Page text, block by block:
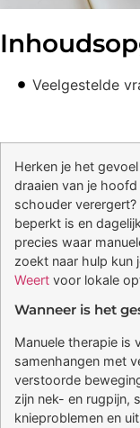
Veelgestelde
Herken je het
draaien van je
schouder
beperkt is en
precies waar
zoekt naar hulp kun
Weert voor lokale
Wanneer is het
Manuele therapie is
samenhangen met
verstoorde
zijn nek- en rugpijn,
knieproblemen en